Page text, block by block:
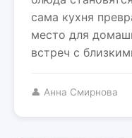
сама кухня
место для
встреч с
👤 Анна Смирнова